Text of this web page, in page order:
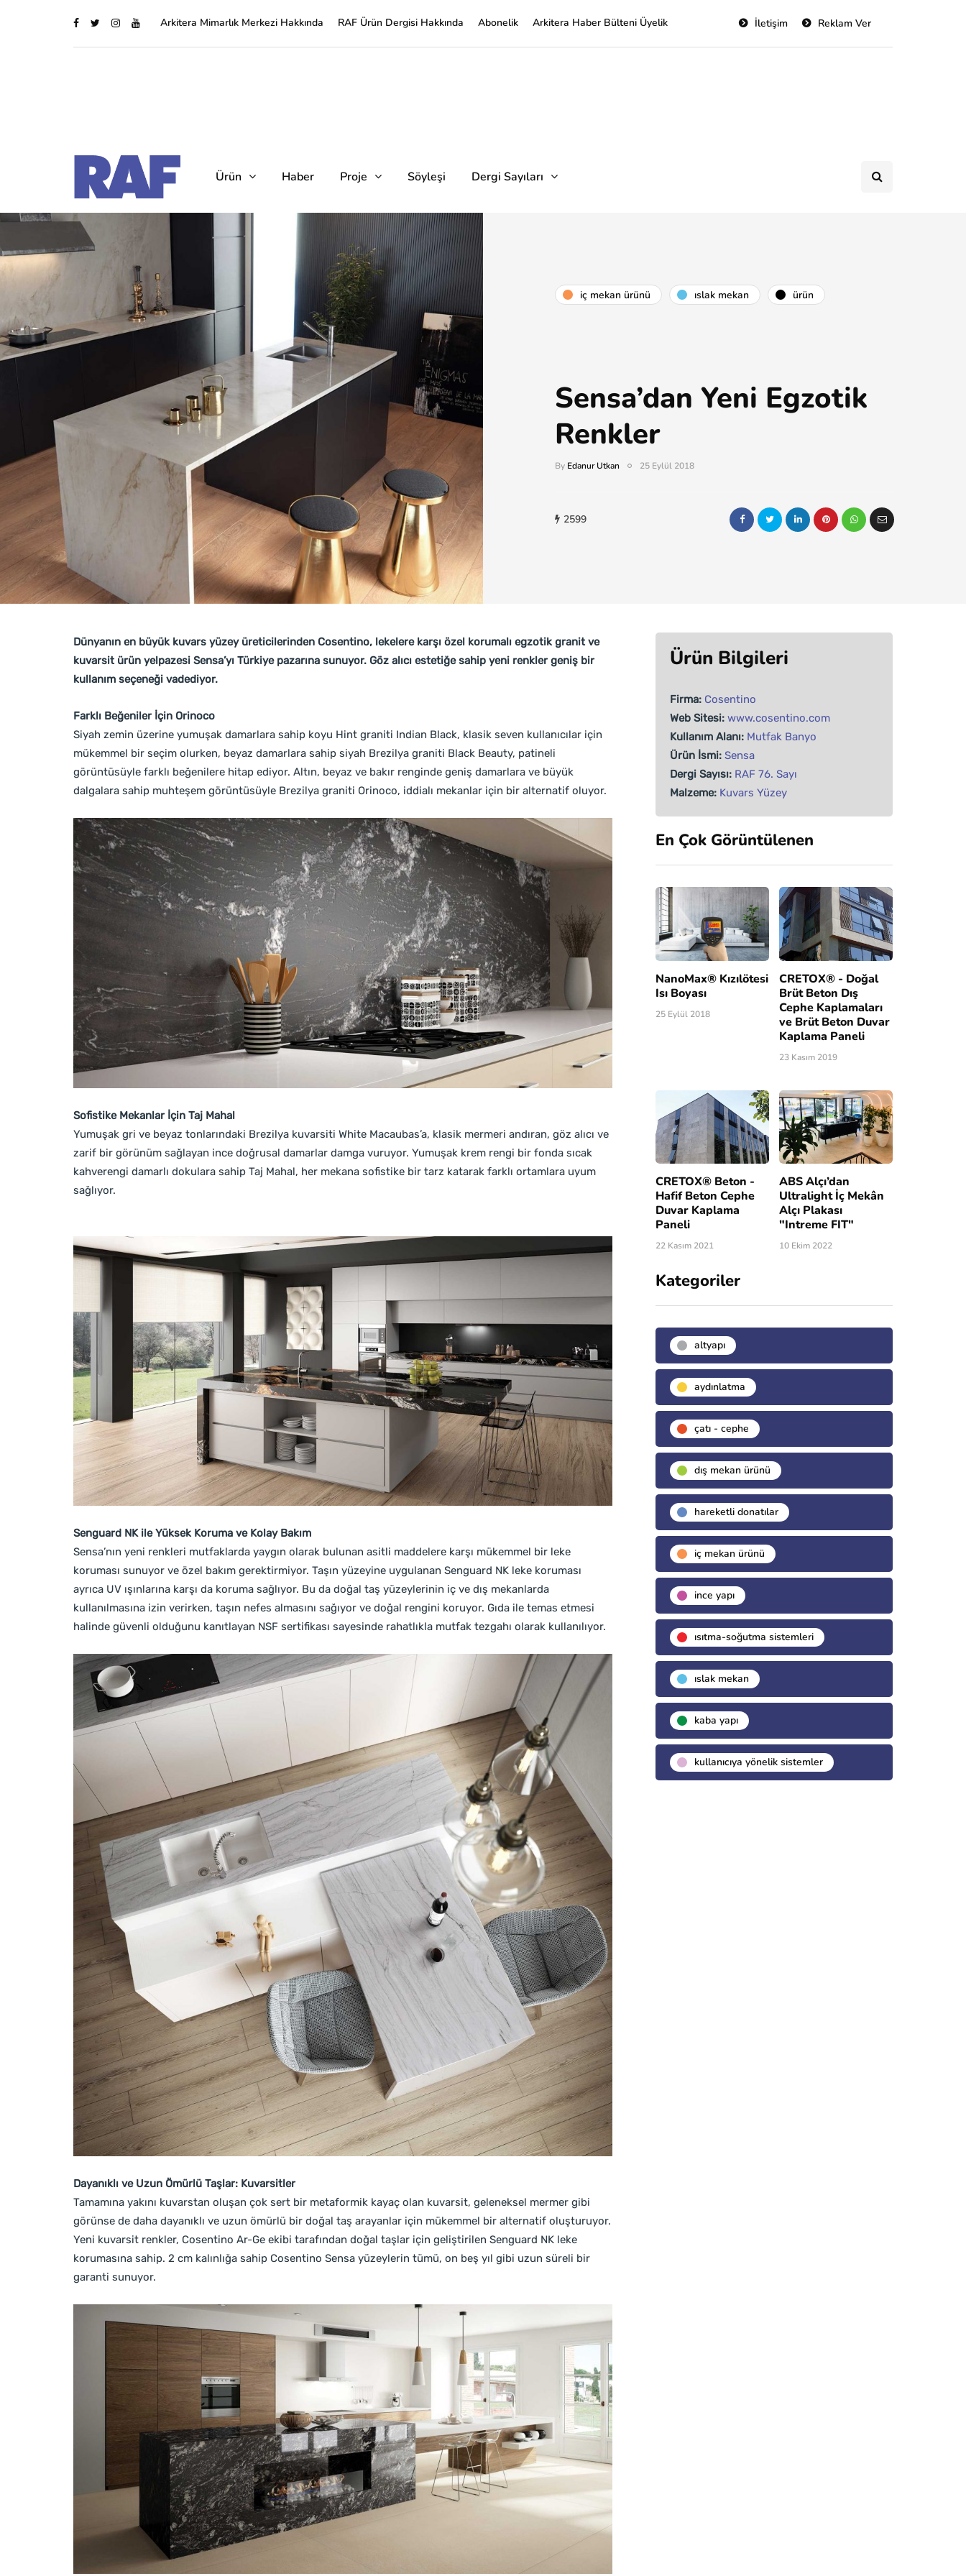
Arkitera Mimarlık Merkezi Hakkında RAF Ürün Dergisi Hakkında Abonelik Arkitera Haber Bülteni Üyelik Reklam Ver
İletişim
Ürün Haber Proje Söyleşi Dergi Sayıları
i̇ç mekan ürünü islak mekan ürün
Sensa’dan Yeni Egzotik
Renkler
By Edanur Utkan 25 Eylül 2018
2599
Dünyanın en büyük kuvars yüzey üreticilerinden Cosentino, lekelere karşı özel korumalı egzotik granit ve
kuvarsit ürün yelpazesi Sensa’yı Türkiye pazarına sunuyor. Göz alıcı estetiğe sahip yeni renkler geniş bir
kullanım seçeneği vadediyor.
Farklı Beğeniler İçin Orinoco
Siyah zemin üzerine yumuşak damarlara sahip koyu Hint graniti Indian Black, klasik seven kullanıcılar için
mükemmel bir seçim olurken, beyaz damarlara sahip siyah Brezilya graniti Black Beauty, patineli
görüntüsüyle farklı beğenilere hitap ediyor. Altın, beyaz ve bakır renginde geniş damarlara ve büyük
dalgalara sahip muhteşem görüntüsüyle Brezilya graniti Orinoco, iddialı mekanlar için bir alternatif oluyor.
Sofistike Mekanlar İçin Taj Mahal
Yumuşak gri ve beyaz tonlarındaki Brezilya kuvarsiti White Macaubas’a, klasik mermeri andıran, göz alıcı ve
zarif bir görünüm sağlayan ince doğrusal damarlar damga vuruyor. Yumuşak krem rengi bir fonda sıcak
kahverengi damarlı dokulara sahip Taj Mahal, her mekana sofistike bir tarz katarak farklı ortamlara uyum
sağlıyor.
Senguard NK ile Yüksek Koruma ve Kolay Bakım
Sensa’nın yeni renkleri mutfaklarda yaygın olarak bulunan asitli maddelere karşı mükemmel bir leke
koruması sunuyor ve özel bakım gerektirmiyor. Taşın yüzeyine uygulanan Senguard NK leke koruması
ayrıca UV ışınlarına karşı da koruma sağlıyor. Bu da doğal taş yüzeylerinin iç ve dış mekanlarda
kullanılmasına izin verirken, taşın nefes almasını sağıyor ve doğal rengini koruyor. Gıda ile temas etmesi
halinde güvenli olduğunu kanıtlayan NSF sertifikası sayesinde rahatlıkla mutfak tezgahı olarak kullanılıyor.
Dayanıklı ve Uzun Ömürlü Taşlar: Kuvarsitler
Tamamına yakını kuvarstan oluşan çok sert bir metaformik kayaç olan kuvarsit, geleneksel mermer gibi
görünse de daha dayanıklı ve uzun ömürlü bir doğal taş arayanlar için mükemmel bir alternatif oluşturuyor.
Yeni kuvarsit renkler, Cosentino Ar-Ge ekibi tarafından doğal taşlar için geliştirilen Senguard NK leke
korumasına sahip. 2 cm kalınlığa sahip Cosentino Sensa yüzeylerin tümü, on beş yıl gibi uzun süreli bir
garanti sunuyor.
Ürün Bilgileri
Firma: Cosentino
Web Sitesi: www.cosentino.com
Kullanım Alanı: Mutfak Banyo
Ürün İsmi: Sensa
Dergi Sayısı: RAF 76. Sayı
Malzeme: Kuvars Yüzey
En Çok Görüntülenen
NanoMax® Kızılötesi
Isı Boyası
25 Eylül 2018
CRETOX® - Doğal
Brüt Beton Dış
Cephe Kaplamaları
ve Brüt Beton Duvar
Kaplama Paneli
23 Kasım 2019
CRETOX® Beton -
Hafif Beton Cephe
Duvar Kaplama
Paneli
22 Kasım 2021
ABS Alçı’dan
Ultralight İç Mekân
Alçı Plakası
"Intreme FIT"
10 Ekim 2022
Kategoriler
altyapı
aydınlatma
çatı - cephe
dış mekan ürünü
hareketli donatılar
i̇ç mekan ürünü
i̇nce yapı
isıtma-soğutma sistemleri
islak mekan
kaba yapı
kullanıcıya yönelik sistemler